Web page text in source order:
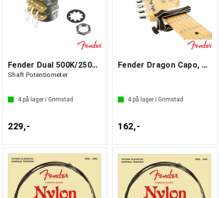
Fender Dual 500K/250K Split
Shaft Potentiometer
4på lager i Grimstad
229,-
Fender Dragon Capo, Black
4på lager i Grimstad
162,-